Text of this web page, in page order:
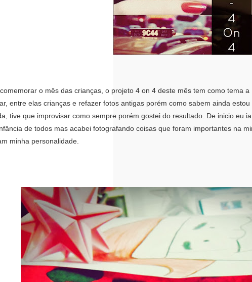
o mês das crianças, o projeto 4 on 4 deste mês tem como tema a
entre elas crianças e refazer fotos antigas porém como sabem ainda
tive que improvisar como sempre porém gostei do resultado. De inicio eu
de todos mas acabei fotografando coisas que foram importantes na
minha personalidade.